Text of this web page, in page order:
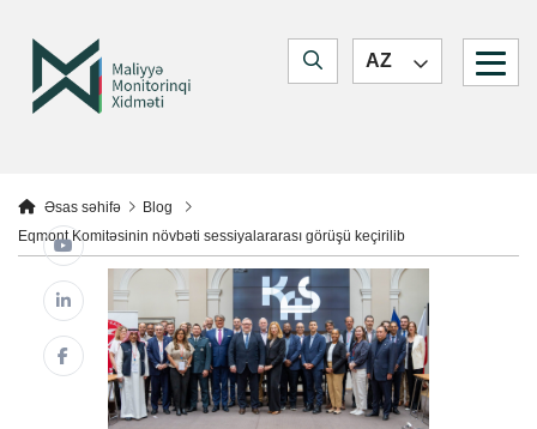
Jump to search form
Jump to main navigation
Maliyyə Monitorinq Xidməti
AZ
You are here:
Əsas səhifə
Blog
Eqmont Komitəsinin növbəti sessiyalararası görüşü keçirilib